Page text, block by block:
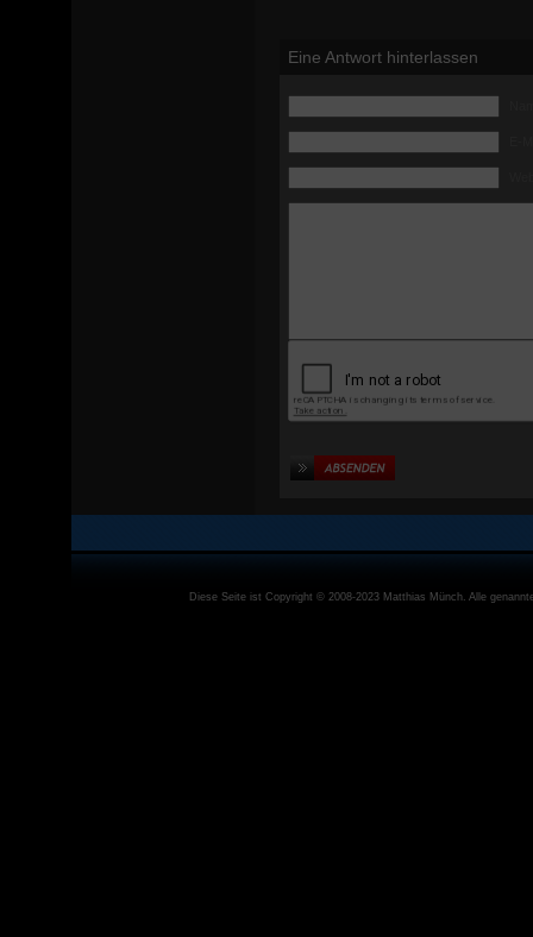
Eine Antwort hinterlassen
Diese Seite ist Copyright © 2008-2023 Matthias Münch. Alle